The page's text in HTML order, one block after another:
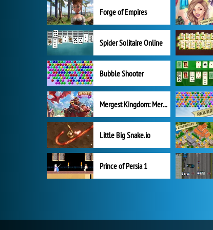
Forge of Empires
Spider Solitaire Online
Bubble Shooter
Mergest Kingdom: Merge Puzzle
Little Big Snake.io
Prince of Persia 1